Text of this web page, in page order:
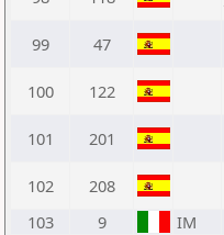
99 47
100 122
101 201
102 208
103
9 IM